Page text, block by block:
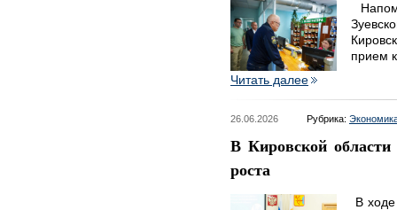
прием
Читать далее
26.06.2026 Рубрика:
В Кировской области
роста
В